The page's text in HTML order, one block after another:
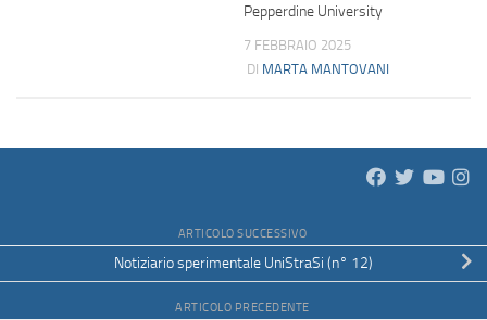
Pepperdine University
7 FEBBRAIO 2025
DI MARTA MANTOVANI
ARTICOLO SUCCESSIVO
Notiziario sperimentale UniStraSi (n° 12)
ARTICOLO PRECEDENTE